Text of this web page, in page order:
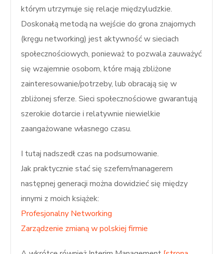
którym utrzymuje się relacje międzyludzkie.
Doskonałą metodą na wejście do grona znajomych
(kręgu networking) jest aktywność w sieciach
społecznościowych, ponieważ to pozwala zauważyć
się wzajemnie osobom, które mają zbliżone
zainteresowanie/potrzeby, lub obracają się w
zbliżonej sferze. Sieci społecznościowe gwarantują
szerokie dotarcie i relatywnie niewielkie
zaangażowane własnego czasu.
I tutaj nadszedł czas na podsumowanie.
Jak praktycznie stać się szefem/managerem
następnej generacji można dowidzieć się między
innymi z moich książek:
Profesjonalny Networking
Zarządzenie zmianą w polskiej firmie